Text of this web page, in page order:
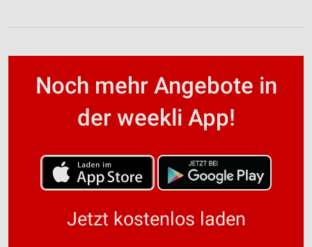
Noch mehr Angebote in
der weekli App!
Jetzt kostenlos laden